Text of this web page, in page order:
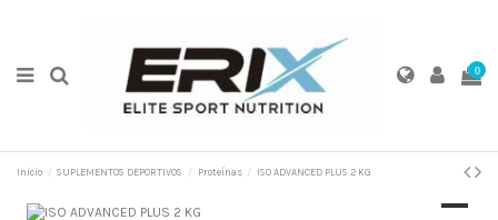
0
Inicio SUPLEMENTOS DEPORTIVOS Proteínas ISO ADVANCED PLUS 2 KG